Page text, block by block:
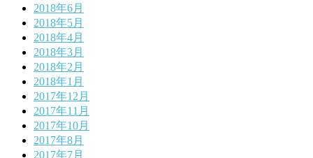
2018年6月
2018年5月
2018年4月
2018年3月
2018年2月
2018年1月
2017年12月
2017年11月
2017年10月
2017年8月
2017年7月